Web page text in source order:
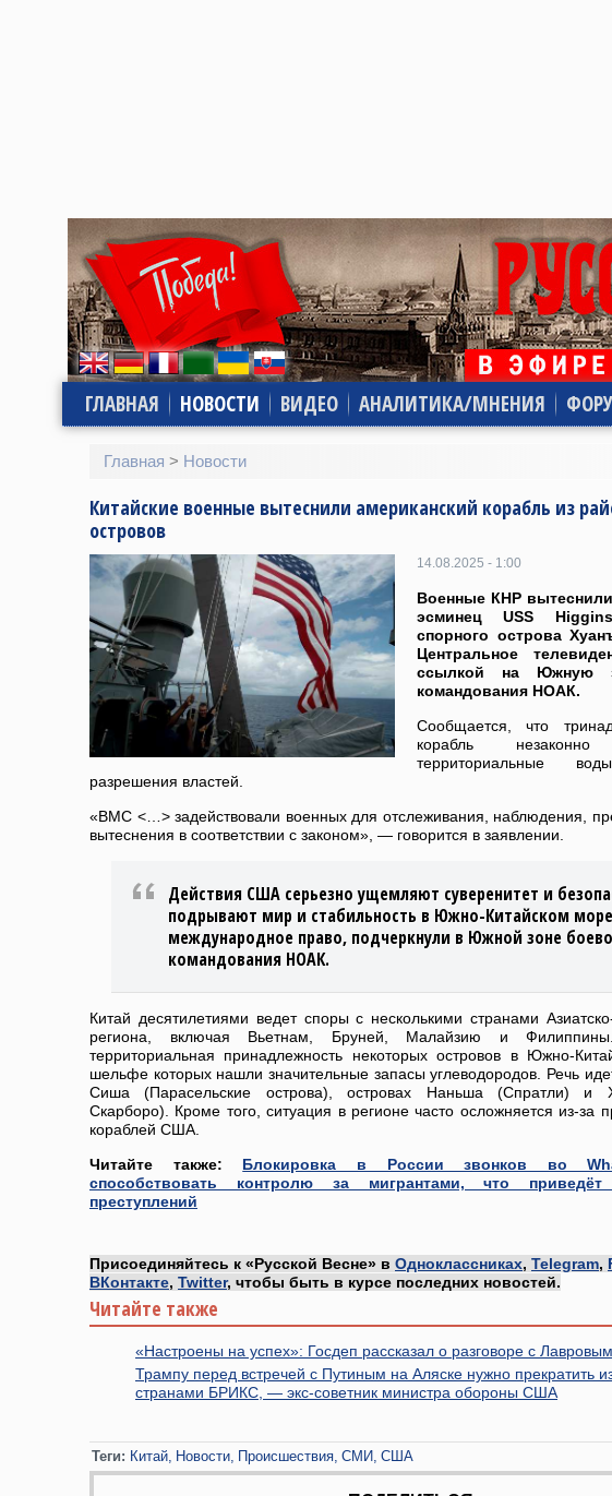
ГЛАВНАЯ НОВОСТИ ВИДЕО АНАЛИТИКА/МНЕНИЯ
Главная > Новости
Китайские военные вытеснили американский корабль из
островов
14.08.2025 - 1:00
Военные КНР
эсминец USS
спорного острова
Центральное
ссылкой на Южную
командования НОАК.
Сообщается, что
корабль
территориальные
разрешения властей.
«ВМС <…> задействовали военных для отслеживания, наблюдения,
вытеснения в соответствии с законом», — говорится в заявлении.
Действия США серьезно ущемляют суверенитет и
подрывают мир и стабильность в Южно-Китайском
международное право, подчеркнули в Южной зоне
командования НОАК.
Китай десятилетиями ведет споры с несколькими странами
региона, включая Вьетнам, Бруней, Малайзию и
территориальная принадлежность некоторых островов в Южно-
шельфе которых нашли значительные запасы углеводородов. Речь
Сиша (Парасельские острова), островах Наньша (Спратли) и
Скарборо). Кроме того, ситуация в регионе часто осложняется из-за
кораблей США.
Читайте также: Блокировка в России звонков во
способствовать контролю за мигрантами, что
преступлений
Присоединяйтесь к «Русской Весне» в Одноклассниках, Telegram,
ВКонтакте, Twitter, чтобы быть в курсе последних новостей.
Читайте также
«Настроены на успех»: Госдеп рассказал о разговоре с
Трампу перед встречей с Путиным на Аляске нужно прекратить
странами БРИКС, — экс-советник министра обороны США
Теги: Китай Новости Происшествия СМИ США